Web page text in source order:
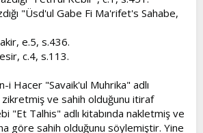
"Üsd'ul Gabe Fi Ma'rifet's Sahabe,
e.5, s.436.
c.4, s.113.
i Hacer "Savaik'ul Muhrika" adlı
zikretmiş ve sahih olduğunu itiraf
"Et Talhis" adlı kitabında nakletmiş ve
göre sahih olduğunu söylemiştir. Yine